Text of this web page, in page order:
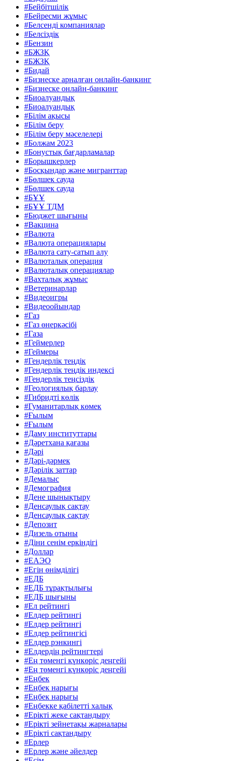
#Бейбітшілік
#Бейресми жұмыс
#Белсенді компаниялар
#Белсіздік
#Бензин
#БЖЗҚ
#БЖЗҚ
#Бидай
#Бизнеске арналған онлайн-банкинг
#Бизнеске онлайн-банкинг
#Биоалуандық
#Биоалуандық
#Білім ақысы
#Білім беру
#Білім беру мәселелері
#Болжам 2023
#Бонустық бағдарламалар
#Борышкерлер
#Босқындар және мигранттар
#Бөлшек сауда
#Бөлшек сауда
#БҰҰ
#БҰҰ ТДМ
#Бюджет шығыны
#Вакцина
#Валюта
#Валюта операциялары
#Валюта сату-сатып алу
#Валюталық операция
#Валюталық операциялар
#Вахталық жұмыс
#Ветеринарлар
#Видеоигры
#Видеоойындар
#Газ
#Газ өнеркәсібі
#Газа
#Геймерлер
#Геймеры
#Гендерлік теңдік
#Гендерлік теңдік индексі
#Гендерлік теңсіздік
#Геологиялық барлау
#Гибридті көлік
#Гуманитарлық көмек
#Ғылым
#Ғылым
#Даму институттары
#Дәретхана қағазы
#Дәрі
#Дәрі-дәрмек
#Дәрілік заттар
#Демалыс
#Демография
#Дене шынықтыру
#Денсаулық сақтау
#Денсаулық сақтау
#Депозит
#Дизель отыны
#Діни сенім еркіндігі
#Доллар
#ЕАЭО
#Егін өнімділігі
#ЕДБ
#ЕДБ тұрақтылығы
#ЕДБ шығыны
#Ел рейтингі
#Елдер рейтингі
#Елдер рейтингі
#Елдер рейтингісі
#Елдер рэнкингі
#Елдердің рейтингтері
#Ең төменгі күнкөріс деңгейі
#Ең төменгі күнкөріс деңгейі
#Еңбек
#Еңбек нарығы
#Еңбек нарығы
#Еңбекке қабілетті халық
#Ерікті жеке сақтандыру
#Ерікті зейнетақы жарналары
#Ерікті сақтандыру
#Ерлер
#Ерлер және әйелдер